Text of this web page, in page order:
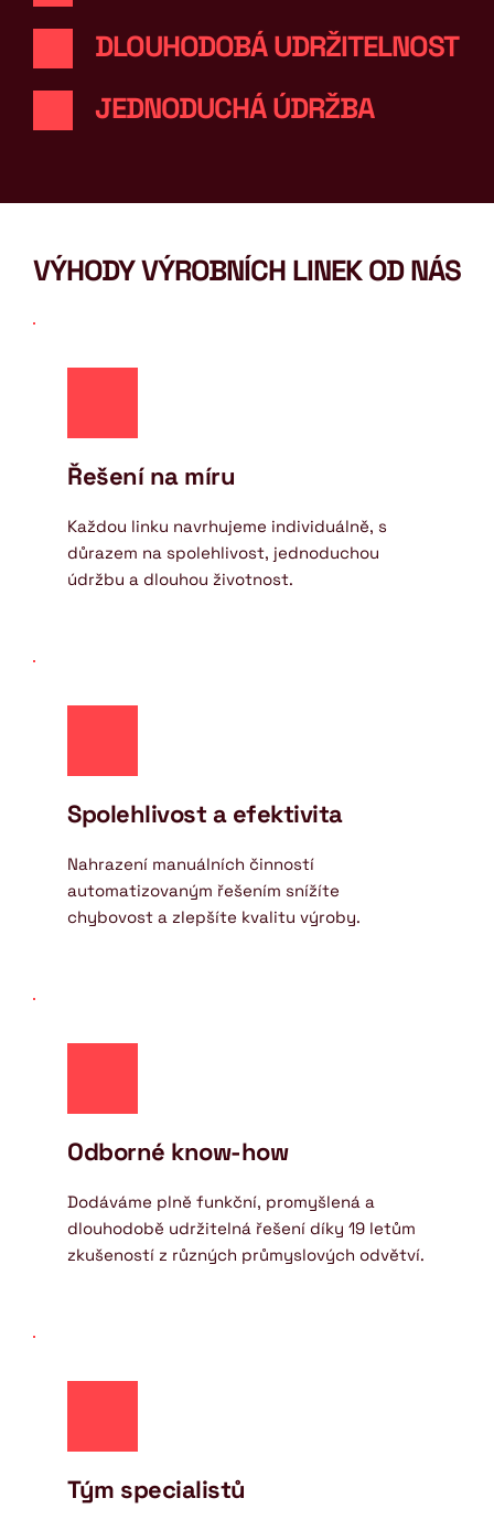
DLOUHODOBÁ UDRŽITELNOST
JEDNODUCHÁ ÚDRŽBA
VÝHODY VÝROBNÍCH LINEK OD NÁS
Řešení na míru
Každou linku navrhujeme individuálně, s
důrazem na spolehlivost, jednoduchou
údržbu a dlouhou životnost.
Spolehlivost a efektivita
Nahrazení manuálních činností
automatizovaným řešením snížíte
chybovost a zlepšíte kvalitu výroby.
Odborné know-how
Dodáváme plně funkční, promyšlená a
dlouhodobě udržitelná řešení díky 19 letům
zkušeností z různých průmyslových odvětví.
Tým specialistů